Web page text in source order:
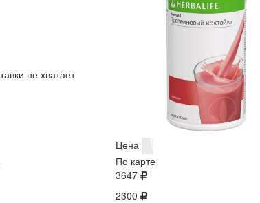
не хватает
Цена
По карте
3647
2300